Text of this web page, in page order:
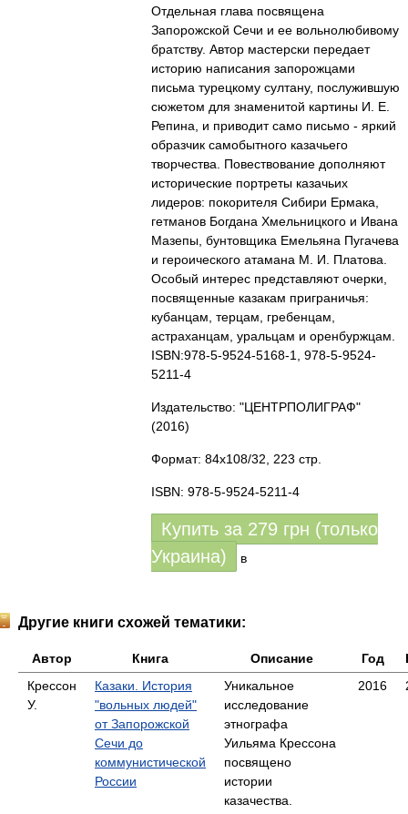
Отдельная глава посвящена
Запорожской Сечи и ее вольнолюбивому
братству. Автор мастерски передает
историю написания запорожцами
письма турецкому султану, послужившую
сюжетом для знаменитой картины И. Е.
Репина, и приводит само письмо - яркий
образчик самобытного казачьего
творчества. Повествование дополняют
исторические портреты казачьих
лидеров: покорителя Сибири Ермака,
гетманов Богдана Хмельницкого и Ивана
Мазепы, бунтовщика Емельяна Пугачева
и героического атамана М. И. Платова.
Особый интерес представляют очерки,
посвященные казакам приграничья:
кубанцам, терцам, гребенцам,
астраханцам, уральцам и оренбуржцам.
ISBN:978-5-9524-5168-1, 978-5-9524-
5211-4
Издательство: "ЦЕНТРПОЛИГРАФ"
(2016)
Формат: 84x108/32, 223 стр.
ISBN: 978-5-9524-5211-4
Купить за 279 грн (только
Украина)
в
Другие книги схожей тематики:
Автор Книга Описание Год
Крессон
У.
Казаки. История
"вольных людей"
от Запорожской
Сечи до
коммунистической
России
Уникальное
исследование
этнографа
Уильяма Крессона
посвящено
истории
казачества.
2016